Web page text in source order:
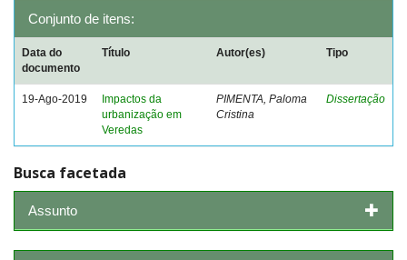
Conjunto de itens:
Data do
documento
Título Autor(es) Tipo
19-Ago-2019
Impactos da
urbanização em
Veredas
PIMENTA, Paloma
Cristina
Dissertação
Busca facetada
Assunto